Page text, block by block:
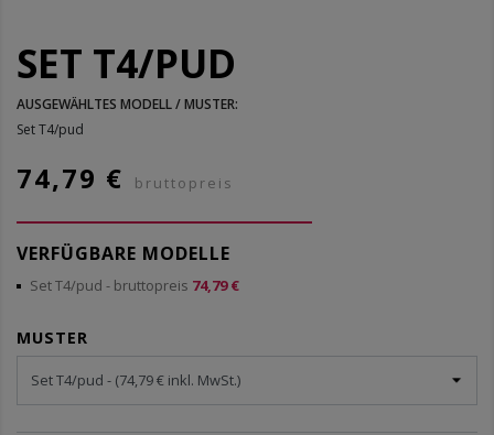
SET T4/PUD
AUSGEWÄHLTES MODELL / MUSTER:
Set T4/pud
74,79 € bruttopreis
VERFÜGBARE MODELLE
Set T4/pud - bruttopreis 74,79 €
MUSTER